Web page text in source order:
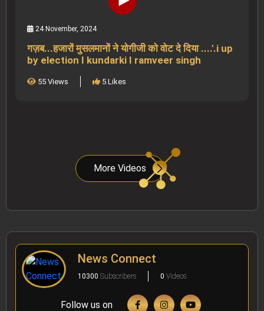
24 November, 2024
गज़ब...हजारों मुसलमानों ने योगीजी को वोट दे दिया ....'.i up
by election I kundarki I ramveer singh
55 Views 5 Likes
More Videos
News Connect
10300 Subscribers 0 Videos
Follow us on